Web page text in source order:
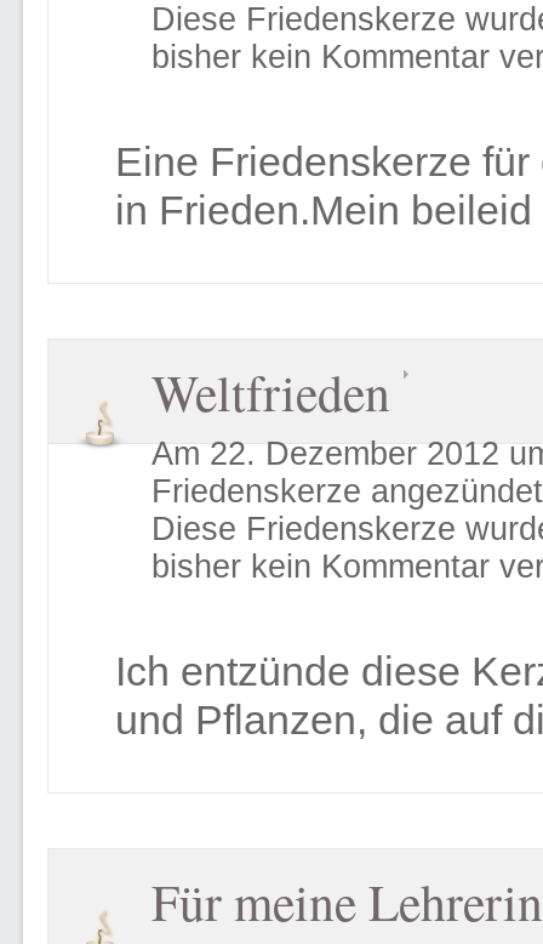
Diese Friedenskerze
bisher kein Kommentar
Eine Friedenskerze
in Frieden.Mein
Weltfrieden
Am 22. Dezember 2012
Friedenskerze
Diese Friedenskerze
bisher kein Kommentar
Ich entzünde diese
und Pflanzen, die auf
Für meine Lehrerin